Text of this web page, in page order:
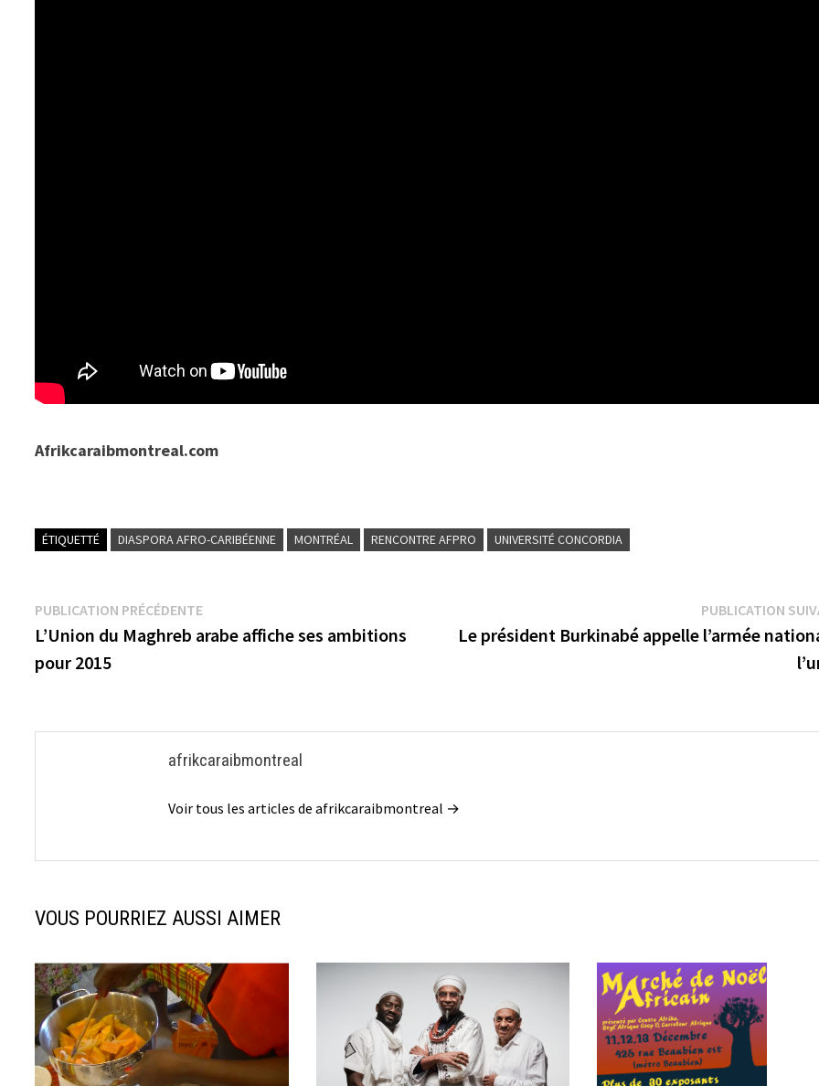
Afrikcaraibmontreal.com
ÉTIQUETTÉ DIASPORA AFRO-CARIBÉENNE MONTRÉAL RENCONTRE AFPRO UNIVERSITÉ CONCORDIA
Navigation
de
l’article
PUBLICATION PRÉCÉDENTEPublication
précédente :
L’Union du Maghreb arabe affiche ses ambitions
pour 2015
PUBLICATION
Le président Burkinabé appelle l’armée
afrikcaraibmontreal
Voir tous les articles de afrikcaraibmontreal →
VOUS POURRIEZ AUSSI AIMER